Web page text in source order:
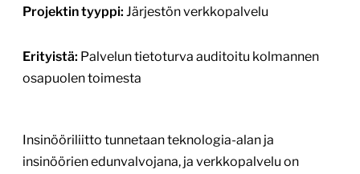
Projektin tyyppi: Järjestön verkkopalvelu
Erityistä: Palvelun tietoturva auditoitu kolmannen
osapuolen toimesta
Insinööriliitto tunnetaan teknologia-alan ja
insinöörien edunvalvojana, ja verkkopalvelu on